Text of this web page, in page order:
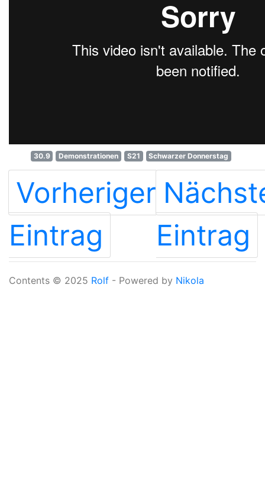
30.9 Demonstrationen S21 Schwarzer Donnerstag
Vorheriger
Eintrag
Eintrag
Contents © 2025 Rolf - Powered by Nikola